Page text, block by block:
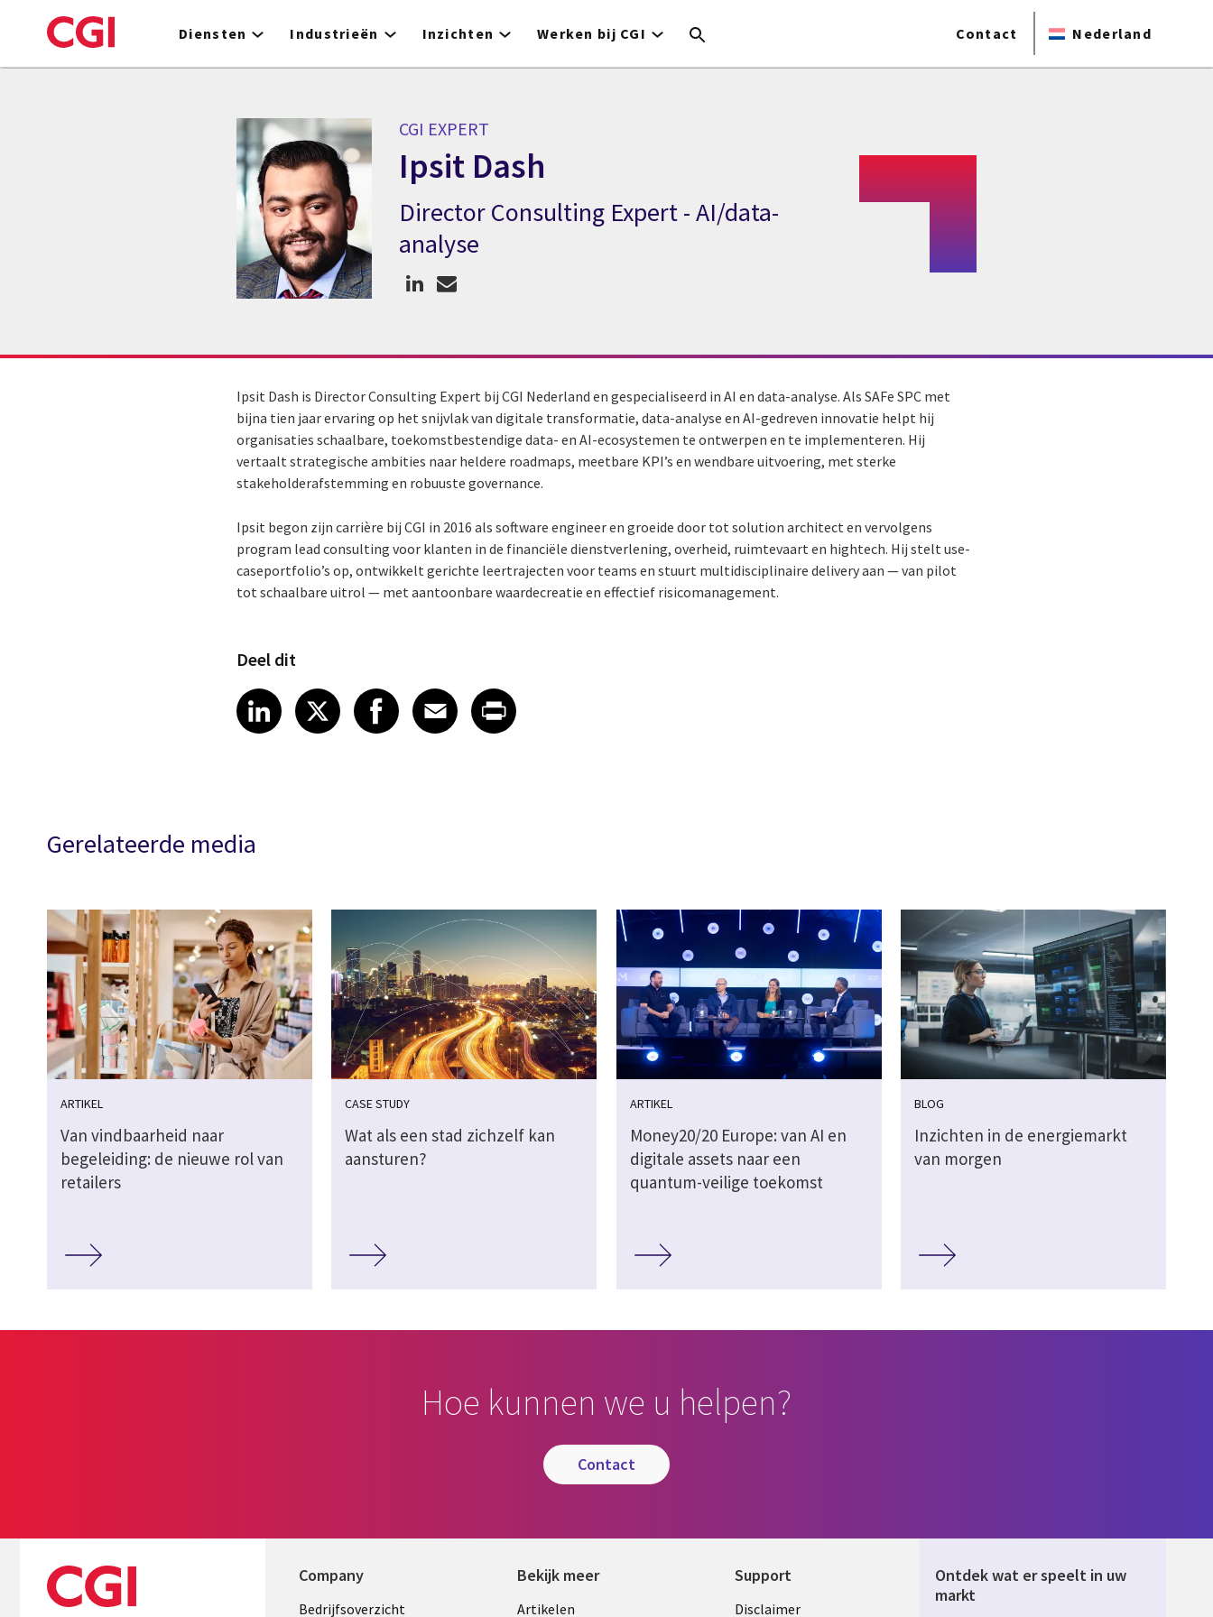
to
Diensten Industrieën Inzichten Werken bij CGI Contact Nederland
CGI EXPERT
Ipsit Dash
CGI expert Ipsit Dash
Director Consulting Expert - AI/data-
analyse
Ipsit Dash is Director Consulting Expert bij CGI Nederland en gespecialiseerd in AI en data-analyse. Als SAFe SPC met
bijna tien jaar ervaring op het snijvlak van digitale transformatie, data-analyse en AI-gedreven innovatie helpt hij
organisaties schaalbare, toekomstbestendige data- en AI-ecosystemen te ontwerpen en te implementeren. Hij
vertaalt strategische ambities naar heldere roadmaps, meetbare KPI’s en wendbare uitvoering, met sterke
stakeholderafstemming en robuuste governance.
Ipsit begon zijn carrière bij CGI in 2016 als software engineer en groeide door tot solution architect en vervolgens
program lead consulting voor klanten in de financiële dienstverlening, overheid, ruimtevaart en hightech. Hij stelt use-
caseportfolio’s op, ontwikkelt gerichte leertrajecten voor teams en stuurt multidisciplinaire delivery aan — van pilot
tot schaalbare uitrol — met aantoonbare waardecreatie en effectief risicomanagement.
Deel dit
Share article on LinkedIn
LinkedIn
Share article on X
XShare article on Facebook
Facebook
Share article on Email
Email
Share article on Print
Gerelateerde media
ARTIKEL
Van vindbaarheid naar
begeleiding: de nieuwe rol van
retailers
CASE STUDY
Wat als een stad zichzelf kan
aansturen?
ARTIKEL
Money20/20 Europe: van AI en
digitale assets naar een
quantum-veilige toekomst
BLOG
Inzichten in de energiemarkt
van morgen
Hoe kunnen we u helpen?
contact
Company
Useful
Bedrijfsoverzicht
Bekijk meer
Library
Artikelen
Support
Legal
Disclaimer
Ontdek wat er speelt in uw
markt